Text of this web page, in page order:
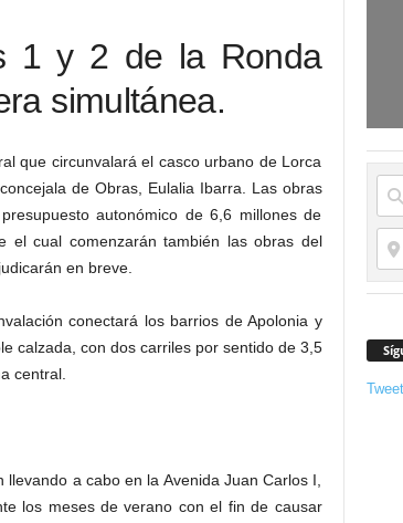
1 y 2 de la Ronda
simultánea.
que circunvalará el casco urbano de Lorca
de Obras, Eulalia Ibarra. Las obras
autonómico de 6,6 millones de
el cual comenzarán también las obras del
en breve.
conectará los barrios de Apolonia y
calzada, con dos carriles por sentido de 3,5
central.
a cabo en la Avenida Juan Carlos I,
los meses de verano con el fin de causar